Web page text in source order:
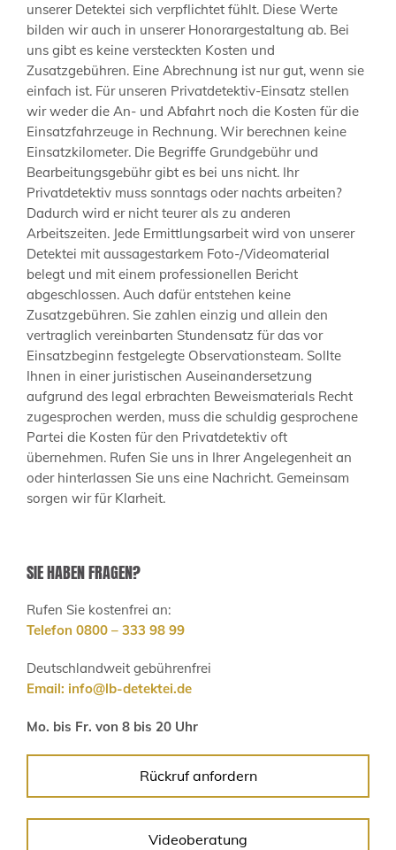
unserer Detektei sich verpflichtet fühlt. Diese Werte
bilden wir auch in unserer Honorargestaltung ab. Bei
uns gibt es keine versteckten Kosten und
Zusatzgebühren. Eine Abrechnung ist nur gut, wenn sie
einfach ist. Für unseren Privatdetektiv-Einsatz stellen
wir weder die An- und Abfahrt noch die Kosten für die
Einsatzfahrzeuge in Rechnung. Wir berechnen keine
Einsatzkilometer. Die Begriffe Grundgebühr und
Bearbeitungsgebühr gibt es bei uns nicht. Ihr
Privatdetektiv muss sonntags oder nachts arbeiten?
Dadurch wird er nicht teurer als zu anderen
Arbeitszeiten. Jede Ermittlungsarbeit wird von unserer
Detektei mit aussagestarkem Foto-/Videomaterial
belegt und mit einem professionellen Bericht
abgeschlossen. Auch dafür entstehen keine
Zusatzgebühren. Sie zahlen einzig und allein den
vertraglich vereinbarten Stundensatz für das vor
Einsatzbeginn festgelegte Observationsteam. Sollte
Ihnen in einer juristischen Auseinandersetzung
aufgrund des legal erbrachten Beweismaterials Recht
zugesprochen werden, muss die schuldig gesprochene
Partei die Kosten für den Privatdetektiv oft
übernehmen. Rufen Sie uns in Ihrer Angelegenheit an
oder hinterlassen Sie uns eine Nachricht. Gemeinsam
sorgen wir für Klarheit.
SIE HABEN FRAGEN?
Rufen Sie kostenfrei an:
Telefon 0800 – 333 98 99
Deutschlandweit gebührenfrei
Email: info@lb-detektei.de
Mo. bis Fr. von 8 bis 20 Uhr
Rückruf anfordern
Videoberatung